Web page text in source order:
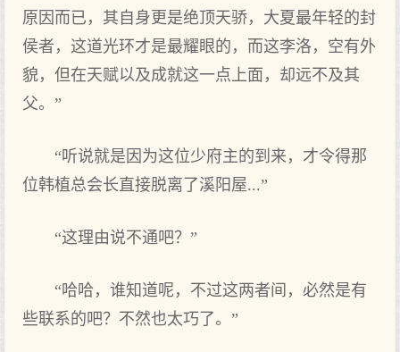
原因而已，其自身更是绝顶天骄，大夏最年轻的封
侯者，这道光环才是最耀眼的，而这李洛，空有外
貌，但在天赋以及成就这一点上面，却远不及其
父。”
“听说就是因为这位少府主的到来，才令得那
位韩植总会长直接脱离了溪阳屋...”
“这理由说不通吧？”
“哈哈，谁知道呢，不过这两者间，必然是有
些联系的吧？不然也太巧了。”